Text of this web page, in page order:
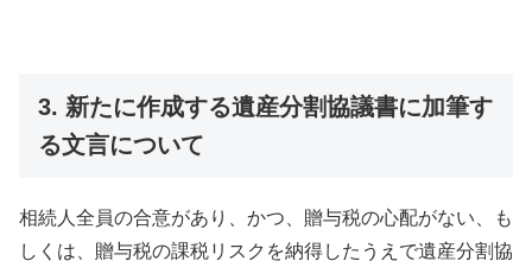
3. 新たに作成する遺産分割協議書に加筆す
る文言について
相続人全員の合意があり、かつ、贈与税の心配がない、も
しくは、贈与税の課税リスクを納得したうえで遺産分割協